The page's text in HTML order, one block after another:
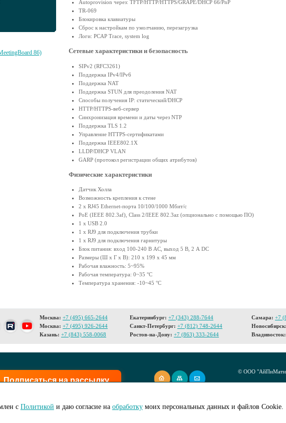
Autoprovision через: TFTP/HTTP/HTTPS/GRAPE/DHCP 66/PnP
TR-069
Блокировка клавиатуры
Сброс к настройкам по умолчанию, перезагрузка
Логи: PCAP Trace, system log
Сетевые характеристики и безопасность
SIPv2 (RFC3261)
Поддержка IPv4/IPv6
Поддержка NAT
Поддержка STUN для преодоления NAT
Способы получения IP: статический/DHCP
HTTP/HTTPS-веб-сервер
Синхронизация времени и даты через NTP
Поддержка TLS 1.2
Управление HTTPS-сертификатами
Поддержка IEEE802.1X
LLDP/DHCP VLAN
GARP (протокол регистрации общих атрибутов)
Физические характеристики
Датчик Холла
Возможность крепления к стене
2 х RJ45 Ethernet-порта 10/100/1000 Мбит/с
PoE (IEEE 802.3af), Class 2/IEEE 802.3az (опционально с помощью ПО)
1 x USB 2.0
1 х RJ9 для подключения трубки
1 х RJ9 для подключения гарнитуры
Блок питания: вход 100-240 В AC, выход 5 В, 2 А DC
Размеры (Ш х Г х В): 210 х 199 х 45 мм
Рабочая влажность: 5~95%
Рабочая температура: 0~35 °C
Температура хранения: -10~45 °C
Москва: +7 (495) 665-2644
Москва: +7 (495) 926-2644
Казань: +7 (843) 558-0068
Екатеринбург: +7 (343) 288-7644
Санкт-Петербург: +7 (812) 748-2644
Ростов-на-Дону: +7 (863) 333-2644
Самара: +7
Новосибирск:
Владивосток:
Подписаться на рассылку
© ООО
с Политикой и даю согласие на обработкумоих персональных данных и файлов Cookie.